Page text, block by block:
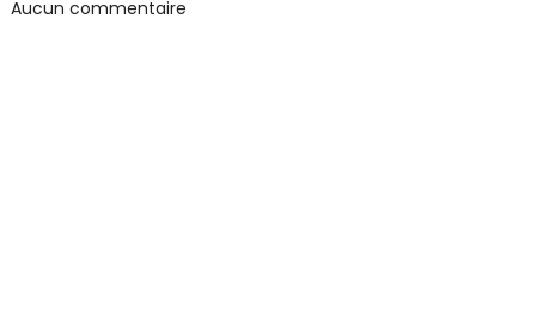
Aucun commentaire